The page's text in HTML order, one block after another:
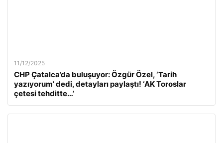
11/12/2025
CHP Çatalca’da buluşuyor: Özgür Özel, ‘Tarih
yazıyorum’ dedi, detayları paylaştı! ‘AK Toroslar
çetesi tehditte…’